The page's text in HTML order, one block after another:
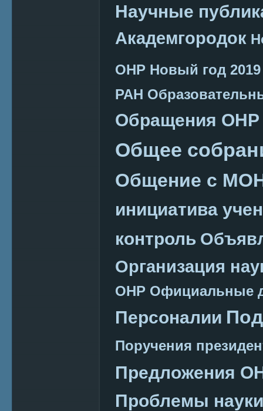
Научные
Академгородок
ОНР Новый год 2019
РАН
Обращения ОНР
Общее
Общение с
инициатива
контроль
Организация
ОНР Официальные
Персоналии
Поручения
Предложения
Проблемы науки